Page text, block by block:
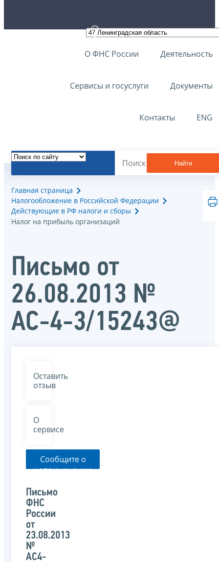
О ФНС России Деятельность
Сервисы и госуслуги Документы
Контакты ENG
Найти
Главная страница
Налогообложение в Российской Федерации
Действующие в РФ налоги и сборы
Налог на прибыль организаций
Письмо от
26.08.2013 №
АС-4-3/15243@
Оставить
отзыв
О
сервисе
Сообщите о
неприменении
органом
указанного
письма
Письмо
ФНС
России
от
23.08.2013
№
АС4-